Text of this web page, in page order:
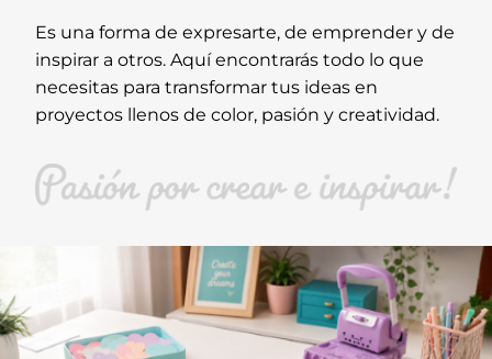
Es una forma de expresarte, de emprender y de
inspirar a otros. Aquí encontrarás todo lo que
necesitas para transformar tus ideas en
proyectos llenos de color, pasión y creatividad.